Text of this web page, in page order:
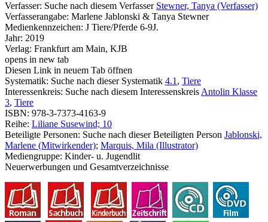
Verfasser: Suche nach diesem Verfasser Stewner, Tanya (Verfasser)
Verfasserangabe: Marlene Jablonski & Tanya Stewner
Medienkennzeichen: J Tiere/Pferde 6-9J.
Jahr: 2019
Verlag: Frankfurt am Main, KJB
opens in new tab
Diesen Link in neuem Tab öffnen
Systematik: Suche nach dieser Systematik 4.1 , Tiere
Interessenkreis: Suche nach diesem Interessenskreis Antolin Klasse
3, Tiere
ISBN: 978-3-7373-4163-9
Reihe: Liliane Susewind; 10
Beteiligte Personen: Suche nach dieser Beteiligten Person Jablonski,
Marlene (Mitwirkender); Marquis, Mila (Illustrator)
Mediengruppe: Kinder- u. Jugendlit
Neuerwerbungen und Gesamtverzeichnisse